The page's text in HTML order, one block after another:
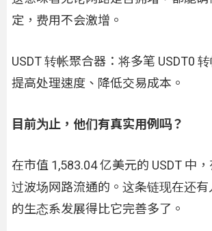
定，费用不会激增。
USDT 转帐聚合器：将多笔 USDT0
提高处理速度、降低交易成本。
目前为止，他们有真实用例吗？
在市值 1,583.04 亿美元的 USDT 中
过波场网路流通的。这条链现在还
的生态系发展得比它完善多了。